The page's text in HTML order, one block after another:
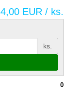
EUR / ks.
ks.
0